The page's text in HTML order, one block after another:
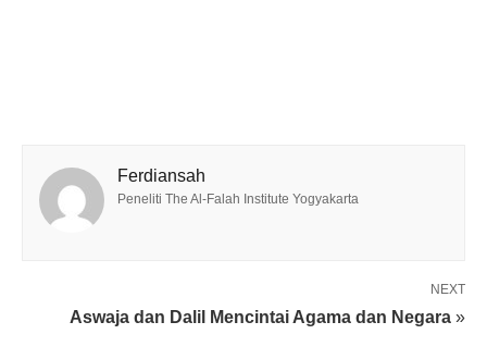
Ferdiansah
Peneliti The Al-Falah Institute Yogyakarta
NEXT
Aswaja dan Dalil Mencintai Agama dan Negara »